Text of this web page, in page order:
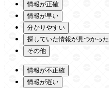
情報が正確
情報が早い
分かりやすい
探していた情報が見つかった
その他
情報が不正確
情報が遅い